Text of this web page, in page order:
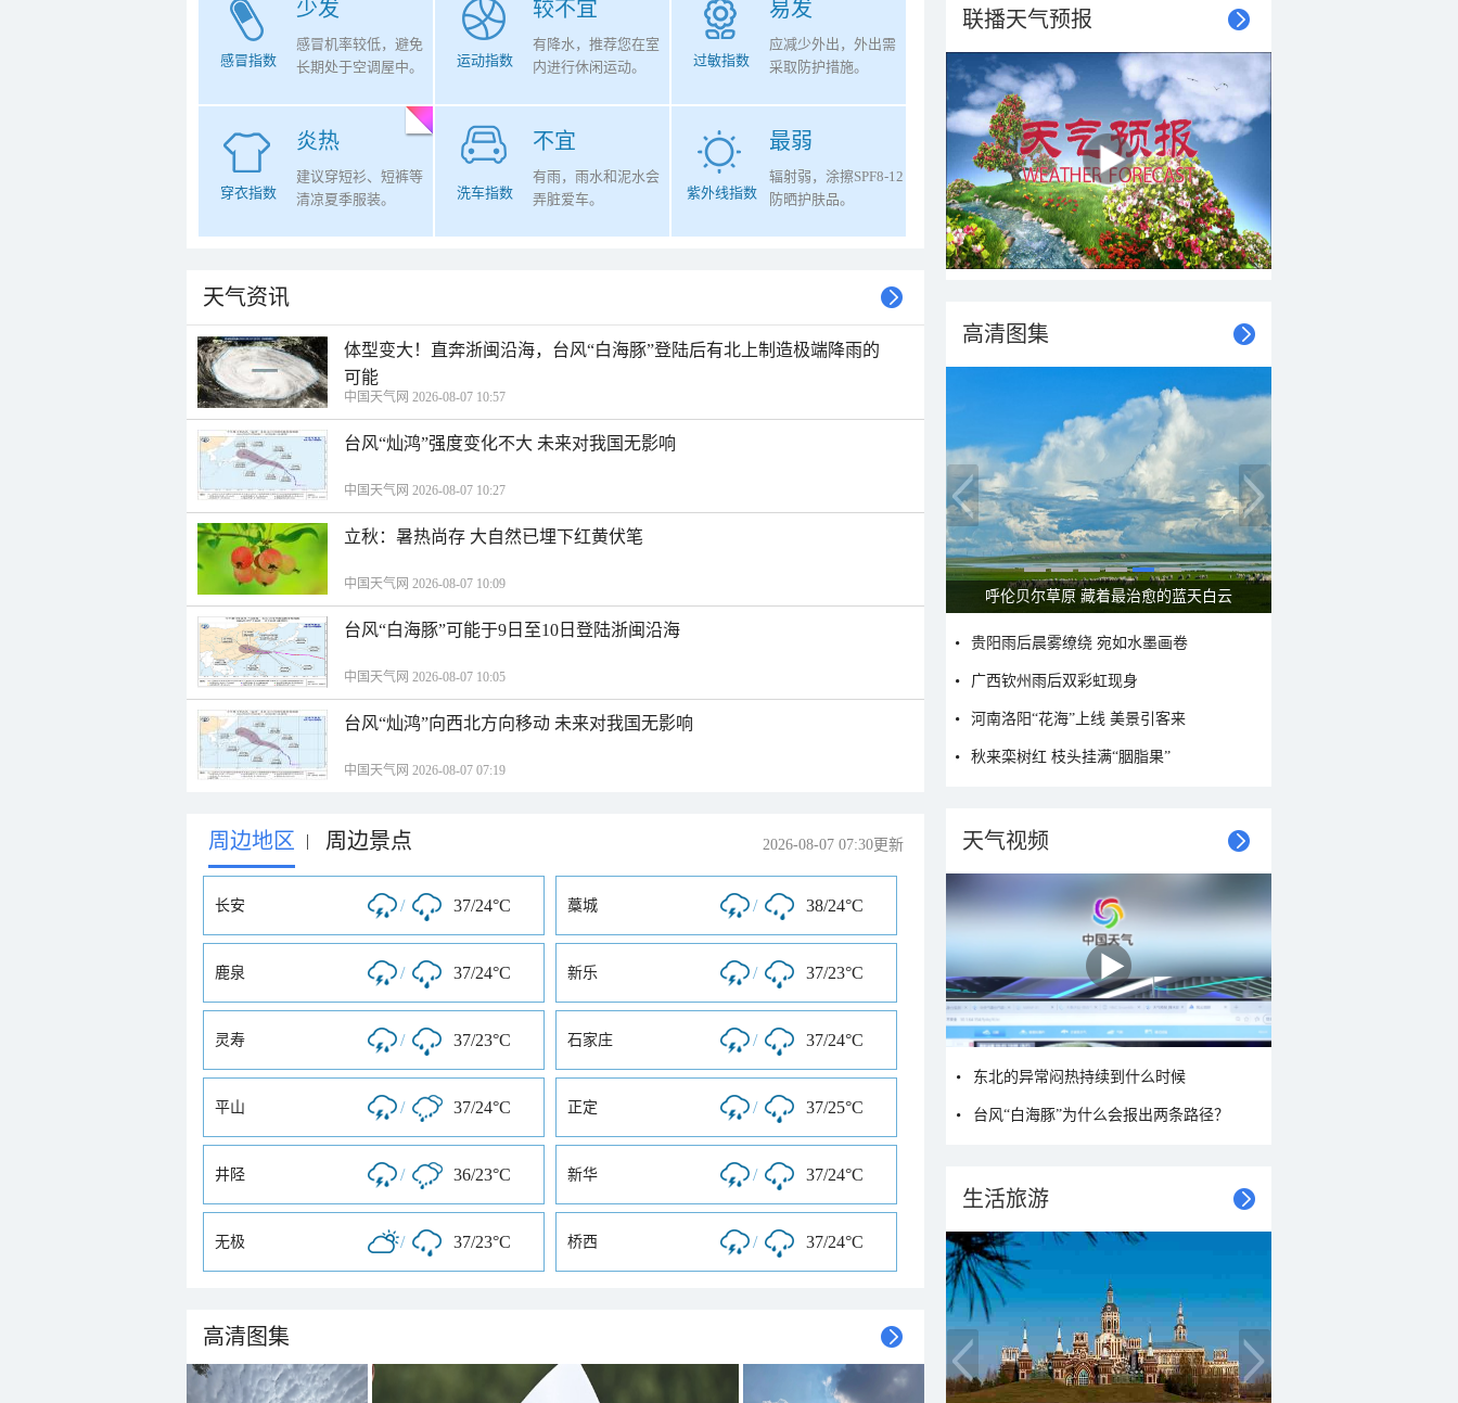
少发
感冒指数
感冒机率较低，避免
长期处于空调屋中。
较不宜
运动指数
有降水，推荐您在室
内进行休闲运动。
易发
过敏指数
应减少外出，外出需
采取防护措施。
炎热
穿衣指数
建议穿短衫、短裤等
清凉夏季服装。
不宜
洗车指数
有雨，雨水和泥水会
弄脏爱车。
最弱
紫外线指数
辐射弱，涂擦SPF8-12
防晒护肤品。
天气资讯
体型变大！直奔浙闽沿海，台风“白海豚”登陆后有北上制造极端降雨的
可能
中国天气网 2026-08-07 10:57
台风“灿鸿”强度变化不大 未来对我国无影响
中国天气网 2026-08-07 10:27
立秋：暑热尚存 大自然已埋下红黄伏笔
中国天气网 2026-08-07 10:09
台风“白海豚”可能于9日至10日登陆浙闽沿海
中国天气网 2026-08-07 10:05
台风“灿鸿”向西北方向移动 未来对我国无影响
中国天气网 2026-08-07 07:19
周边地区 | 周边景点 2026-08-07 07:30更新
长安 / 37/24°C 藁城 / 38/24°C
鹿泉 / 37/24°C 新乐 / 37/23°C
灵寿 / 37/23°C 石家庄 / 37/24°C
平山 / 37/24°C 正定 / 37/25°C
井陉 / 36/23°C 新华 / 37/24°C
无极 / 37/23°C 桥西 / 37/24°C
高清图集
联播天气预报
高清图集
呼伦贝尔草原 藏着最治愈的蓝天白云
贵阳雨后晨雾缭绕 宛如水墨画卷
广西钦州雨后双彩虹现身
河南洛阳“花海”上线 美景引客来
秋来栾树红 枝头挂满“胭脂果”
天气视频
东北的异常闷热持续到什么时候
台风“白海豚”为什么会报出两条路径？
生活旅游